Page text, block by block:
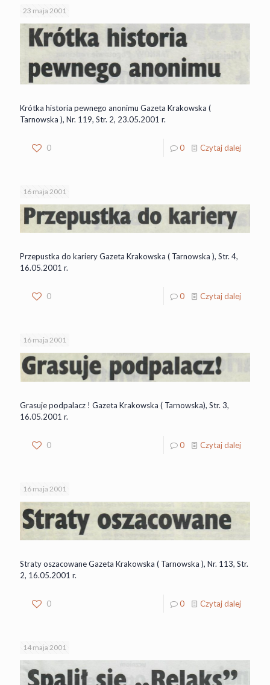
23 maja 2001
Krótka historia pewnego anonimu Gazeta Krakowska (
Tarnowska ), Nr. 119, Str. 2, 23.05.2001 r.
0 0 Czytaj dalej
16 maja 2001
Przepustka do kariery Gazeta Krakowska ( Tarnowska ), Str. 4,
16.05.2001 r.
0 0 Czytaj dalej
16 maja 2001
Grasuje podpalacz ! Gazeta Krakowska ( Tarnowska), Str. 3,
16.05.2001 r.
0 0 Czytaj dalej
16 maja 2001
Straty oszacowane Gazeta Krakowska ( Tarnowska ), Nr. 113, Str.
2, 16.05.2001 r.
0 0 Czytaj dalej
14 maja 2001